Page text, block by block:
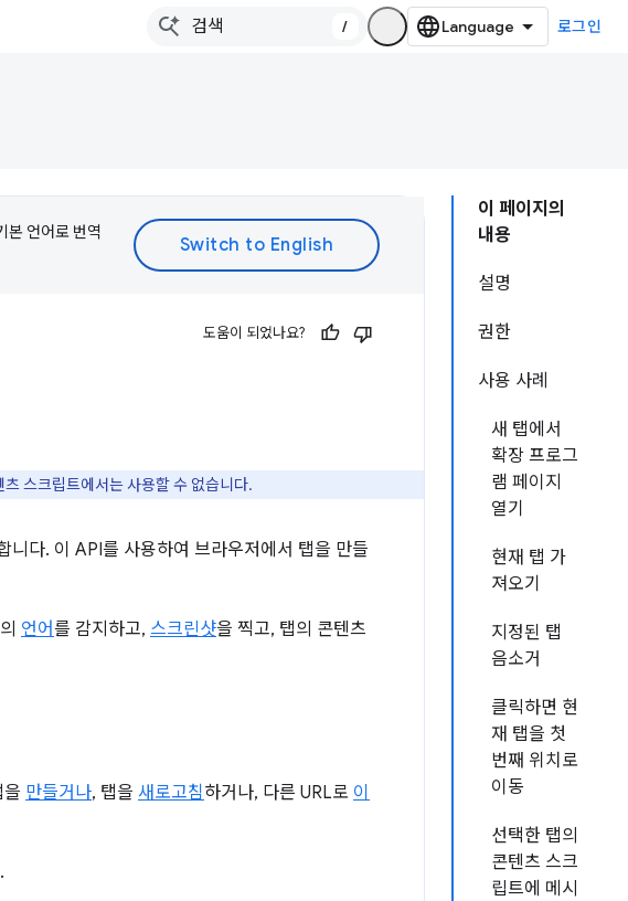
/ 로그인
이 페이지의
내용
설명
권한
사용 사례
새 탭에서
확장 프로그
램 페이지
열기
현재 탭 가
져오기
지정된 탭
음소거
클릭하면 현
재 탭을 첫
번째 위치로
이동
선택한 탭의
콘텐츠 스크
립트에 메시
본 언어로 번역
도움이 되었나요?
스크립트에서는 사용할 수 없습니다.
다. 이 API를 사용하여 브라우저에서 탭을 만들
언어를 감지하고, 스크린샷을 찍고, 탭의 콘텐츠
만들거나, 탭을 새로고침하거나, 다른 URL로 이